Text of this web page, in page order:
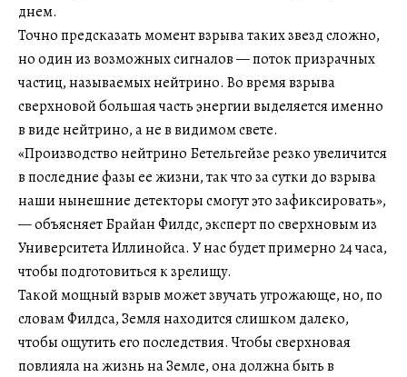
днем.
Точно предсказать момент взрыва таких звезд сложно,
но один из возможных сигналов — поток призрачных
частиц, называемых нейтрино. Во время взрыва
сверхновой большая часть энергии выделяется именно
в виде нейтрино, а не в видимом свете.
«Производство нейтрино Бетельгейзе резко увеличится
в последние фазы ее жизни, так что за сутки до взрыва
наши нынешние детекторы смогут это зафиксировать»,
— объясняет Брайан Филдс, эксперт по сверхновым из
Университета Иллинойса. У нас будет примерно 24 часа,
чтобы подготовиться к зрелищу.
Такой мощный взрыв может звучать угрожающе, но, по
словам Филдса, Земля находится слишком далеко,
чтобы ощутить его последствия. Чтобы сверхновая
повлияла на жизнь на Земле, она должна быть в